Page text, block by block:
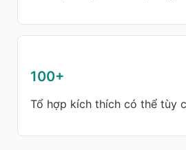
100+
Tổ hợp kích thích có thể tùy